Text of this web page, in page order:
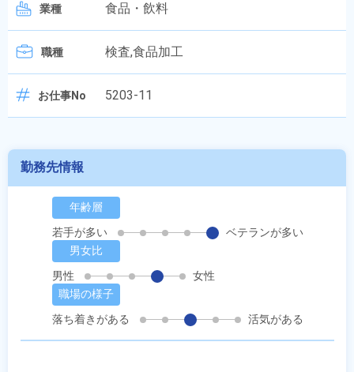
業種 食品・飲料
職種 検査,食品加工
お仕事No 5203-11
勤務先情報
年齢層
若手が多い
ベテランが多い
男女比
男性
女性
職場の様子
落ち着きがある
活気がある